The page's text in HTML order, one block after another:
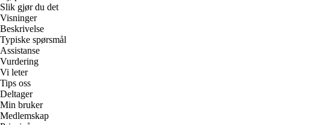
Slik gjør du det
Visninger
Beskrivelse
Typiske spørsmål
Assistanse
Vurdering
Vi leter
Tips oss
Deltager
Min bruker
Medlemskap